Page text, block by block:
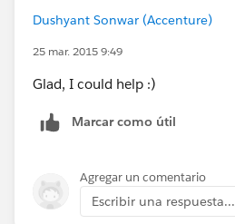
Dushyant Sonwar (Accenture)
25 mar. 2015 9:49
Glad, I could help :)
Marcar como útil
Agregar un comentario
Escribir una respuesta...